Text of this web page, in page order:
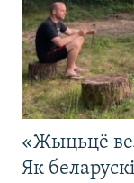
«Жыцьцё
Як